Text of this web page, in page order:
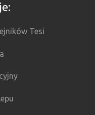
Tesi